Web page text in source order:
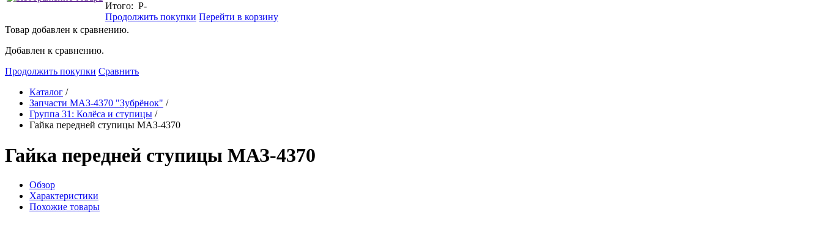
Итого: Р-
Продолжить покупки Перейти в корзину
Товар добавлен к сравнению.
Добавлен к сравнению.
Продолжить покупки Сравнить
Каталог /
Запчасти МАЗ-4370 "Зубрёнок" /
Группа 31: Колёса и ступицы /
Гайка передней ступицы МАЗ-4370
Гайка передней ступицы МАЗ-4370
Обзор
Характеристики
Похожие товары